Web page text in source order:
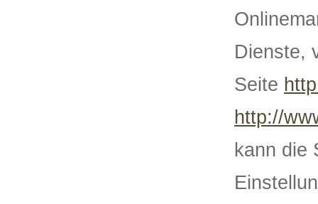
Dienste,
Seite
http://
kann die